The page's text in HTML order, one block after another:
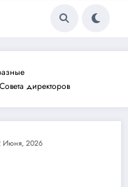
директоров
Июня, 2026